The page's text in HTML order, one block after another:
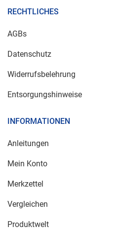
RECHTLICHES
AGBs
Datenschutz
Widerrufsbelehrung
Entsorgungshinweise
INFORMATIONEN
Anleitungen
Mein Konto
Merkzettel
Vergleichen
Produktwelt